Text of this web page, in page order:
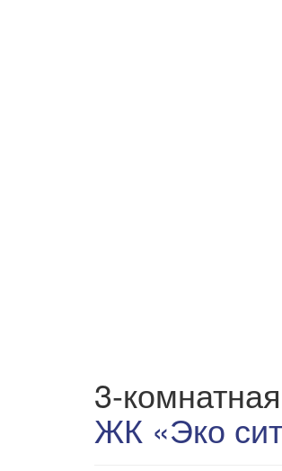
3-
ЖК «Эко